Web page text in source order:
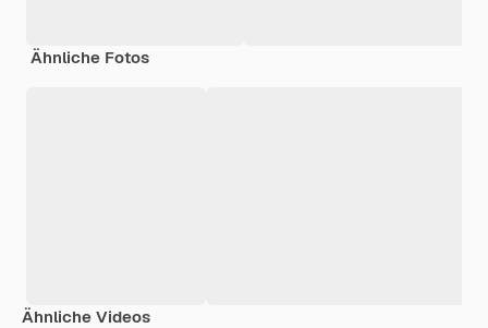
Ähnliche Fotos
Ähnliche Videos